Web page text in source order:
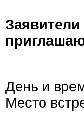
День и
Место